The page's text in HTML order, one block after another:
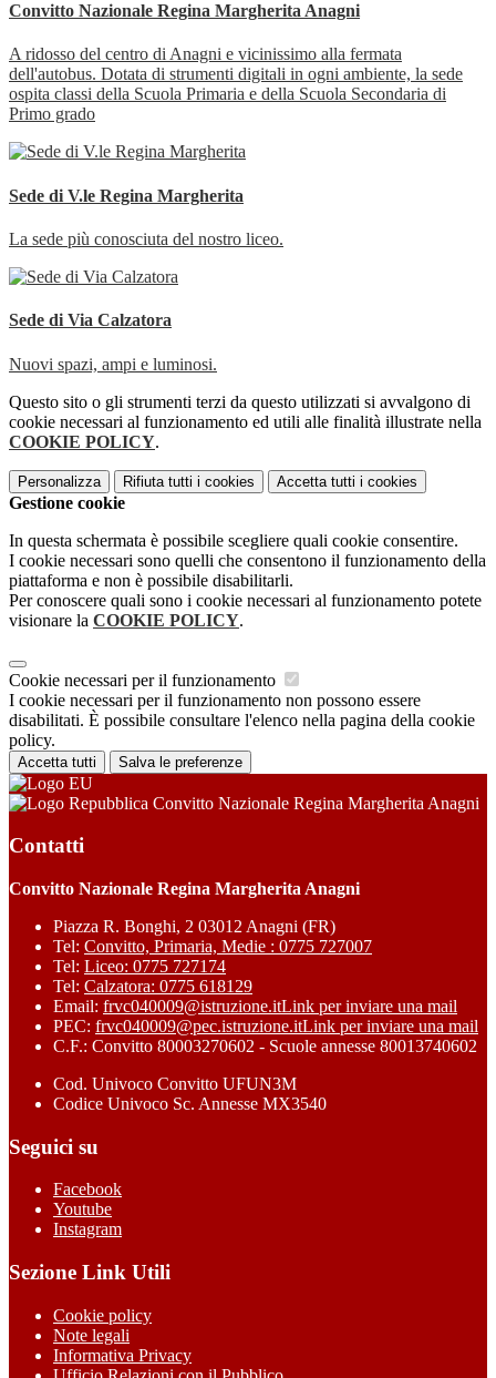
Convitto Nazionale Regina Margherita Anagni
A ridosso del centro di Anagni e vicinissimo alla fermata
dell'autobus. Dotata di strumenti digitali in ogni ambiente, la sede
ospita classi della Scuola Primaria e della Scuola Secondaria di
Primo grado
Sede di V.le Regina Margherita
La sede più conosciuta del nostro liceo.
Sede di Via Calzatora
Nuovi spazi, ampi e luminosi.
Questo sito o gli strumenti terzi da questo utilizzati si avvalgono di
cookie necessari al funzionamento ed utili alle finalità illustrate nella
COOKIE POLICY.
Personalizza Rifiuta tutti i cookies Accetta tutti i cookies
Gestione cookie
In questa schermata è possibile scegliere quali cookie consentire.
I cookie necessari sono quelli che consentono il funzionamento della
piattaforma e non è possibile disabilitarli.
Per conoscere quali sono i cookie necessari al funzionamento potete
visionare la COOKIE POLICY.
Cookie necessari per il funzionamento
I cookie necessari per il funzionamento non possono essere
disabilitati. È possibile consultare l'elenco nella pagina della cookie
policy.
Accetta tutti Salva le preferenze
Convitto Nazionale Regina Margherita Anagni
Contatti
Convitto Nazionale Regina Margherita Anagni
Piazza R. Bonghi, 2 03012 Anagni (FR)
Tel: Convitto, Primaria, Medie : 0775 727007
Tel: Liceo: 0775 727174
Tel: Calzatora: 0775 618129
Email: frvc040009@istruzione.itLink per inviare una mail
PEC: frvc040009@pec.istruzione.itLink per inviare una mail
C.F.: Convitto 80003270602 - Scuole annesse 80013740602
Cod. Univoco Convitto UFUN3M
Codice Univoco Sc. Annesse MX3540
Seguici su
Facebook
Youtube
Instagram
Sezione Link Utili
Cookie policy
Note legali
Informativa Privacy